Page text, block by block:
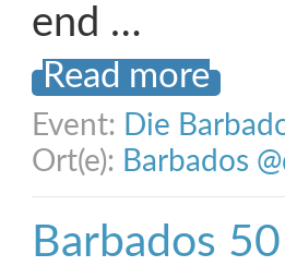
end …
Read more
Event: Die
Ort(e): Barbados
Barbados